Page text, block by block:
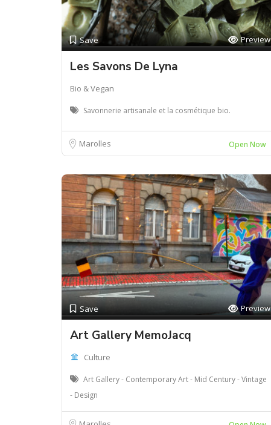
Save Preview
Les Savons De Lyna
Bio & Vegan
Savonnerie artisanale et la cosmétique bio.
Marolles Open Now
Save Preview
Art Gallery MemoJacq
Culture
Art Gallery - Contemporary Art - Mid Century - Vintage
- Design